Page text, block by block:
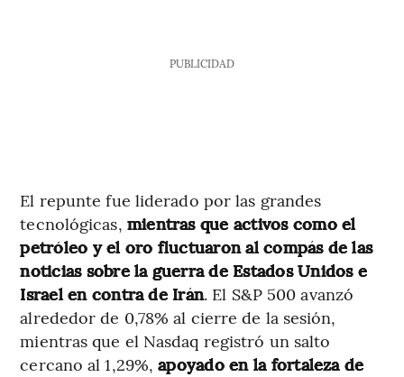
PUBLICIDAD
El repunte fue liderado por las grandes
tecnológicas, mientras que activos como el
petróleo y el oro fluctuaron al compás de las
noticias sobre la guerra de Estados Unidos e
Israel en contra de Irán. El S&P 500 avanzó
alrededor de 0,78% al cierre de la sesión,
mientras que el Nasdaq registró un salto
cercano al 1,29%,apoyado en la fortaleza de